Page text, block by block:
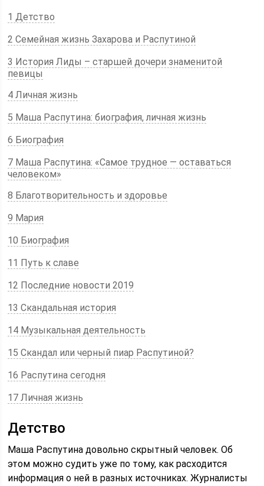
1 Детство
2 Семейная жизнь Захарова и Распутиной
3 История Лиды – старшей дочери знаменитой
певицы
4 Личная жизнь
5 Маша Распутина: биография, личная жизнь
6 Биография
7 Маша Распутина: «Самое трудное — оставаться
человеком»
8 Благотворительность и здоровье
9 Мария
10 Биография
11 Путь к славе
12 Последние новости 2019
13 Скандальная история
14 Музыкальная деятельность
15 Скандал или черный пиар Распутиной?
16 Распутина сегодня
17 Личная жизнь
Детство
Маша Распутина довольно скрытный человек. Об
этом можно судить уже по тому, как расходится
информация о ней в разных источниках. Журналисты